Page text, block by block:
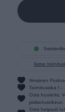
Saatavilla
Katso
Ilmainen
Toimitusaika 1 -
Osta huoletta.
palautusoikeus.
Osta helposti